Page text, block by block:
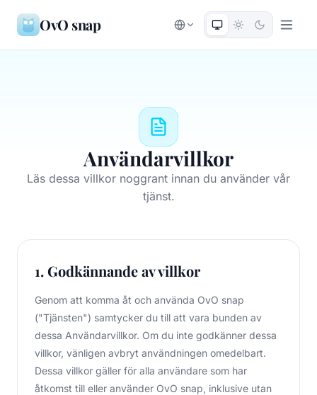
OvO snap
Användarvillkor
Läs dessa villkor noggrant innan du använder vår
tjänst.
1. Godkännande av villkor
Genom att komma åt och använda OvO snap
("Tjänsten") samtycker du till att vara bunden av
dessa Användarvillkor. Om du inte godkänner dessa
villkor, vänligen avbryt användningen omedelbart.
Dessa villkor gäller för alla användare som har
åtkomst till eller använder OvO snap, inklusive utan